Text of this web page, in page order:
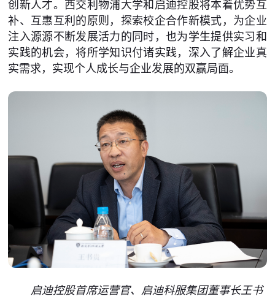
创新人才。西交利物浦大学和启迪控股将本着优势互
补、互惠互利的原则，探索校企合作新模式，为企业
注入源源不断发展活力的同时，也为学生提供实习和
实践的机会，将所学知识付诸实践，深入了解企业真
实需求，实现个人成长与企业发展的双赢局面。
启迪控股首席运营官、启迪科服集团董事长王书